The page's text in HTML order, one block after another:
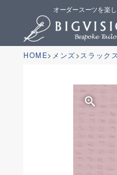
オーダースーツを楽
HOME メンズ スラックス
zoom_in